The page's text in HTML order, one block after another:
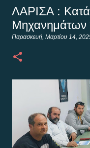
ΛΑΡΙΣΑ :
Μηχανημάτων
Σάββατο, Σεπτεμβρίου
ΛΑΡΙΣΑ :
Παρασκευή, Μαρτίου 14,